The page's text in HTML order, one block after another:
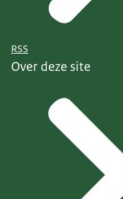
RSS
Over deze site